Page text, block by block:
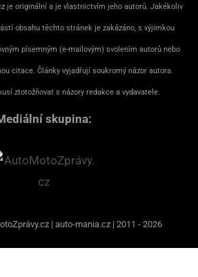
je originální a je vlastnictvím jeho autorů. Jakékoliv
obsahu těchto stránek je zakázáno, s výjimkou
písemným (e-mailovým) svolením autorů nebo
citace. Články vyjadřují soukromý názor autora.
ztotožňovat s názory redakce a vydavatele.
skupina:
| auto-mania.cz | 2011 - 2026